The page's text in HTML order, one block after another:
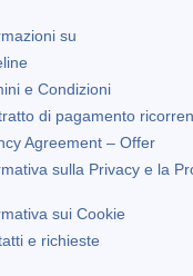
su
e Condizioni
di pagamento
Agreement – Offer
sulla Privacy e la
sui Cookie
e richieste